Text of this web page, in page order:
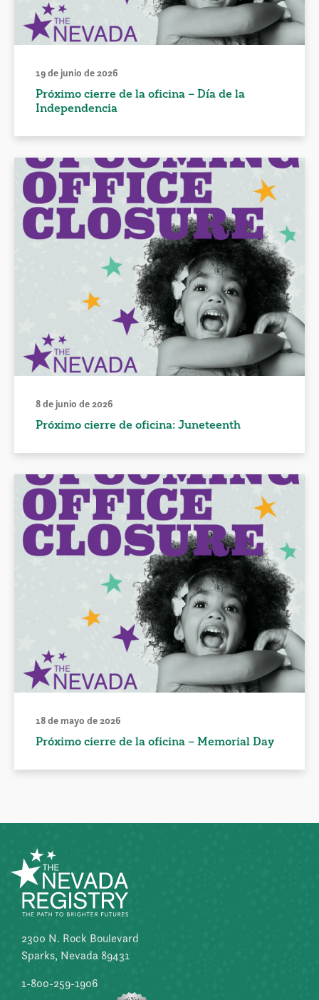
19 de junio de 2026
Próximo cierre de la oficina – Día de la
Independencia
8 de junio de 2026
Próximo cierre de oficina: Juneteenth
18 de mayo de 2026
Próximo cierre de la oficina – Memorial Day
2300 N. Rock Boulevard
Sparks, Nevada 89431
1-800-259-1906